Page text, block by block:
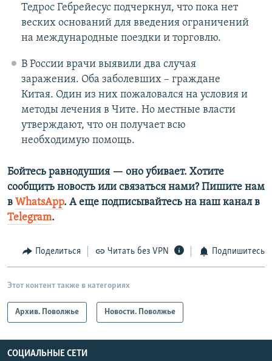
Тедрос Гебрейесус подчеркнул, что пока нет
веских оснований для введения ограничений
на международные поездки и торговлю.
В России врачи выявили два случая
заражения. Оба заболевших – граждане
Китая. Один из них пожаловался на условия и
методы лечения в Чите. Но местные власти
утверждают, что он получает всю
необходимую помощь.
Бойтесь равнодушия — оно убивает. Хотите
сообщить новость или связаться нами? Пишите нам
в WhatsApp. А еще подписывайтесь на наш канал в
Telegram.
Поделиться Читать без VPN Подпишитесь
Этот контент также в категориях
Архив. Поволжье Новости. Поволжье
СОЦИАЛЬНЫЕ СЕТИ